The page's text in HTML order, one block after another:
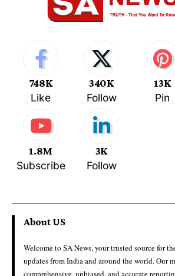
748K
Like
340K
Follow
13K
Pin
1.8M
Subscribe
3K
Follow
About US
Welcome to SA News, your trusted source for
updates from India and around the world. Our
comprehensive, unbiased, and accurate